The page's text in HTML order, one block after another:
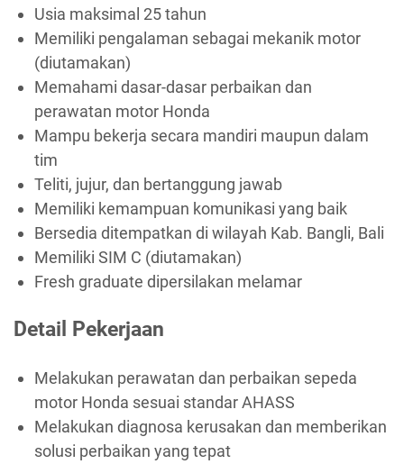
Usia maksimal 25 tahun
Memiliki pengalaman sebagai mekanik motor
(diutamakan)
Memahami dasar-dasar perbaikan dan
perawatan motor Honda
Mampu bekerja secara mandiri maupun dalam
tim
Teliti, jujur, dan bertanggung jawab
Memiliki kemampuan komunikasi yang baik
Bersedia ditempatkan di wilayah Kab. Bangli, Bali
Memiliki SIM C (diutamakan)
Fresh graduate dipersilakan melamar
Detail Pekerjaan
Melakukan perawatan dan perbaikan sepeda
motor Honda sesuai standar AHASS
Melakukan diagnosa kerusakan dan memberikan
solusi perbaikan yang tepat